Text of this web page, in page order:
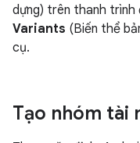
dựng) trên thanh trình
Variants (Biến thể
cụ.
Tạo nhóm tài